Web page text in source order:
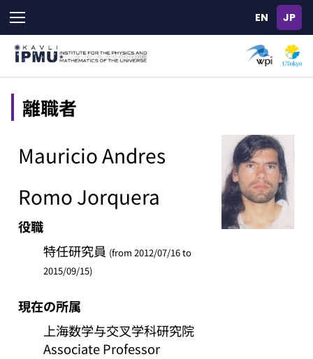
Skip
to
main
content
離職者
Mauricio Andres
Romo Jorquera
役職
特任研究員 (from 2012/07/16 to
2015/09/15)
現在の所属
上海数学与交叉学科研究院
Associate Professor